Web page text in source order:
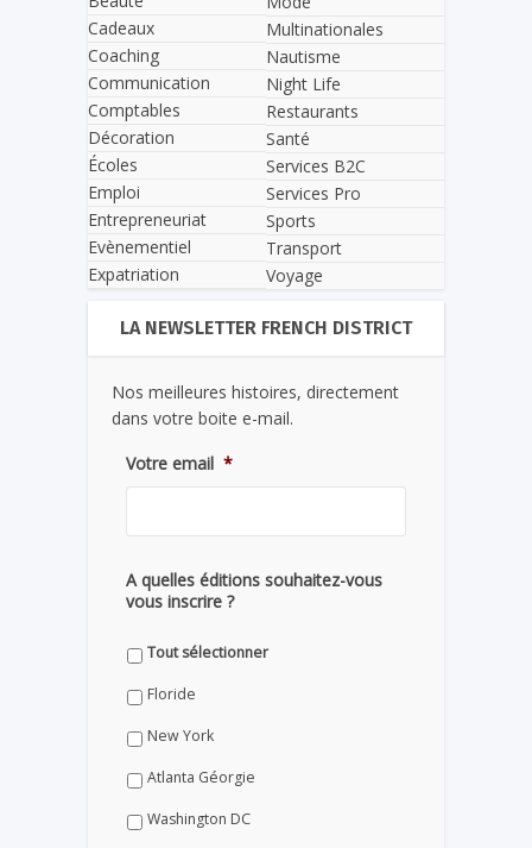
Cadeaux
Coaching
Communication
Comptables
Décoration
Écoles
Emploi
Entrepreneuriat
Evènementiel
Expatriation
Multinationales
Nautisme
Night Life
Restaurants
Santé
Services B2C
Services Pro
Sports
Transport
Voyage
LA NEWSLETTER FRENCH DISTRICT
Nos meilleures histoires, directement
dans votre boite e-mail.
Votre email *
A quelles éditions souhaitez-vous
vous inscrire ?
Tout sélectionner
Floride
New York
Atlanta Géorgie
Washington DC